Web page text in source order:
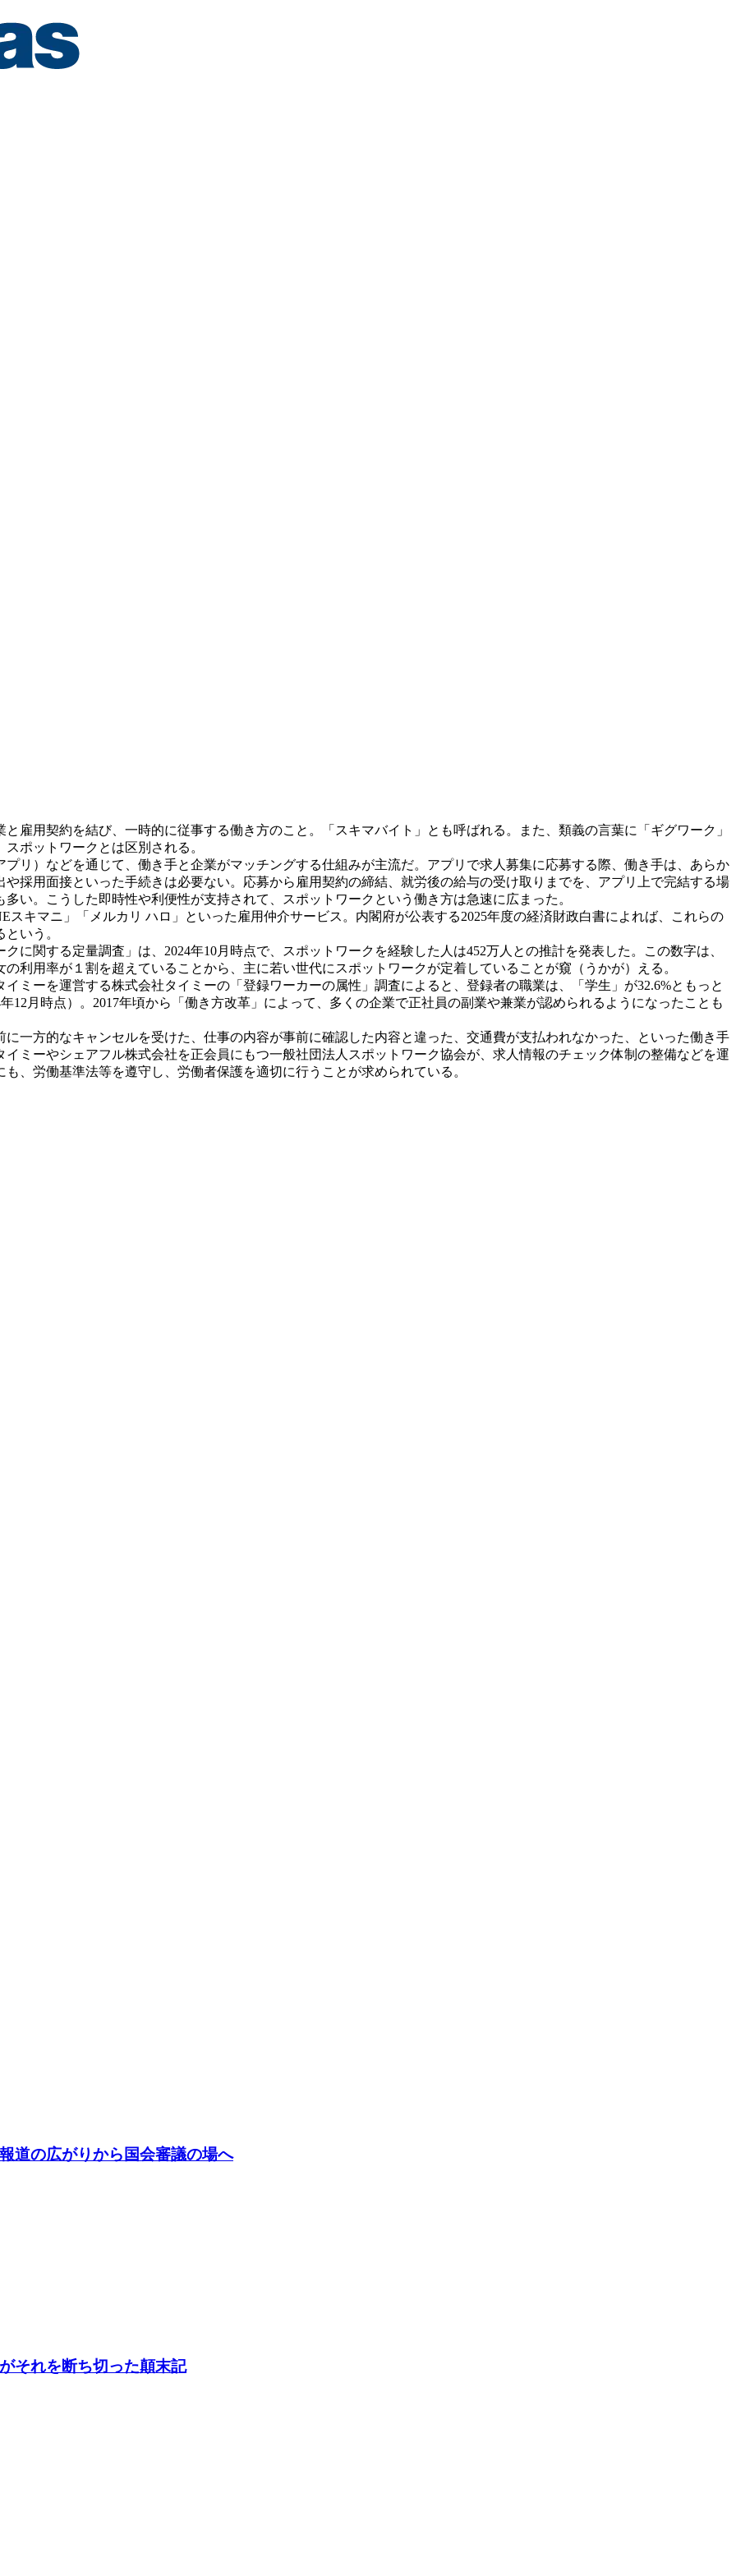
雇用契約を結び、一時的に従事する働き方のこと。「スキマバイト」とも呼ばれる。また、類義の言葉に「ギグワーク」
ポットワークとは区別される。
リ）などを通じて、働き手と企業がマッチングする仕組みが主流だ。アプリで求人募集に応募する際、働き手は、あらか
採用面接といった手続きは必要ない。応募から雇用契約の締結、就労後の給与の受け取りまでを、アプリ上で完結する場
い。こうした即時性や利便性が支持されて、スポットワークという働き方は急速に広まった。
キマニ」「メルカリ ハロ」といった雇用仲介サービス。内閣府が公表する2025年度の経済財政白書によれば、これらの
いう。
関する定量調査」は、2024年10月時点で、スポットワークを経験した人は452万人との推計を発表した。この数字は、
利用率が１割を超えていることから、主に若い世代にスポットワークが定着していることが窺（うかが）える。
ミーを運営する株式会社タイミーの「登録ワーカーの属性」調査によると、登録者の職業は、「学生」が32.6%ともっと
12月時点）。2017年頃から「働き方改革」によって、多くの企業で正社員の副業や兼業が認められるようになったことも
一方的なキャンセルを受けた、仕事の内容が事前に確認した内容と違った、交通費が支払われなかった、といった働き手
ミーやシェアフル株式会社を正会員にもつ一般社団法人スポットワーク協会が、求人情報のチェック体制の整備などを運
、労働基準法等を遵守し、労働者保護を適切に行うことが求められている。
道の広がりから国会審議の場へ
それを断ち切った顛末記